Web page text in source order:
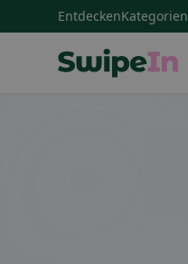
EntdeckenKategorien